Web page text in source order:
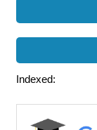
Indexed: